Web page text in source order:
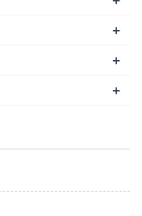
+
+
+